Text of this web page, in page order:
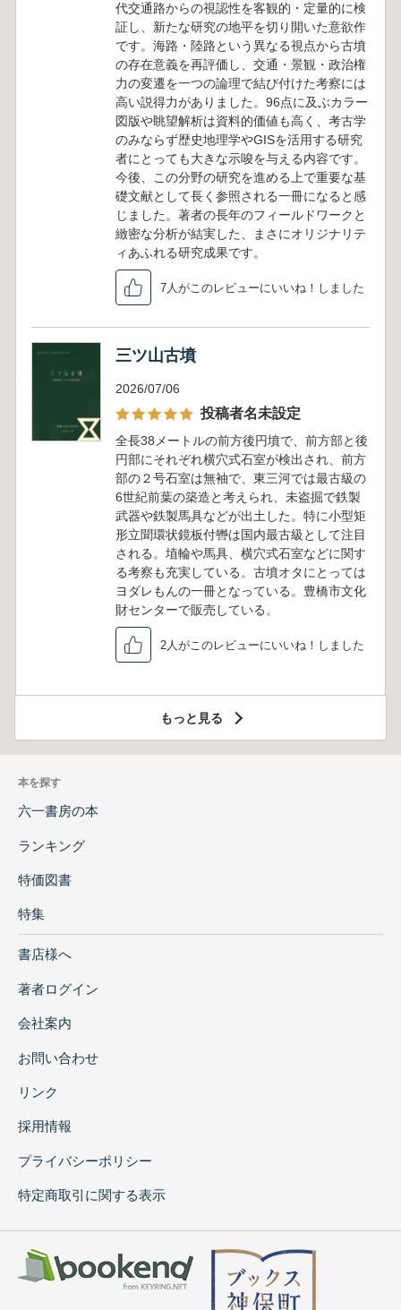
代交通路からの視認性を客観的・定量的に検
証し、新たな研究の地平を切り開いた意欲作
です。海路・陸路という異なる視点から古墳
の存在意義を再評価し、交通・景観・政治権
力の変遷を一つの論理で結び付けた考察には
高い説得力がありました。96点に及ぶカラー
図版や眺望解析は資料的価値も高く、考古学
のみならず歴史地理学やGISを活用する研究
者にとっても大きな示唆を与える内容です。
今後、この分野の研究を進める上で重要な基
礎文献として長く参照される一冊になると感
じました。著者の長年のフィールドワークと
緻密な分析が結実した、まさにオリジナリテ
ィあふれる研究成果です。
7人がこのレビューにいいね！しました
三ツ山古墳
2026/07/06
投稿者名未設定
全長38メートルの前方後円墳で、前方部と後
円部にそれぞれ横穴式石室が検出され、前方
部の２号石室は無袖で、東三河では最古級の
6世紀前葉の築造と考えられ、未盗掘で鉄製
武器や鉄製馬具などが出土した。特に小型矩
形立聞環状鏡板付轡は国内最古級として注目
される。埴輪や馬具、横穴式石室などに関す
る考察も充実している。古墳オタにとっては
ヨダレもんの一冊となっている。豊橋市文化
財センターで販売している。
2人がこのレビューにいいね！しました
もっと見る
本を探す
六一書房の本
ランキング
特価図書
特集
書店様へ
著者ログイン
会社案内
お問い合わせ
リンク
採用情報
プライバシーポリシー
特定商取引に関する表示